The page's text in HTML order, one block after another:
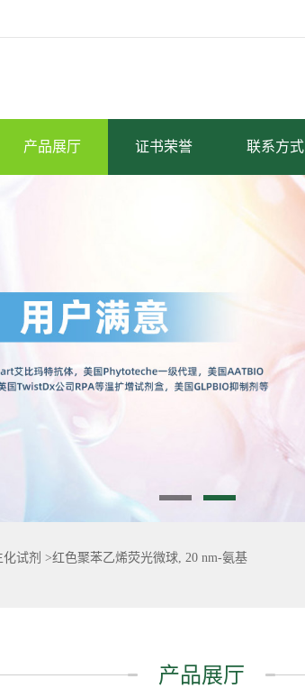
产品展厅 证书荣誉 联系方式
化试剂 >红色聚苯乙烯荧光微球, 20 nm-氨基
产品展厅